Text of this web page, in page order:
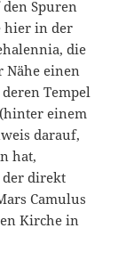
Spuren
hier in der
die
Nähe einen
Tempel
einem
darauf,
hat,
der direkt
Camulus
Kirche in